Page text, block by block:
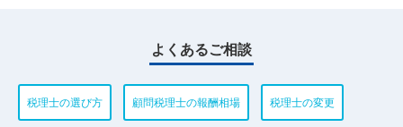
よくあるご相談
税理士の選び方 顧問税理士の報酬相場 税理士の変更